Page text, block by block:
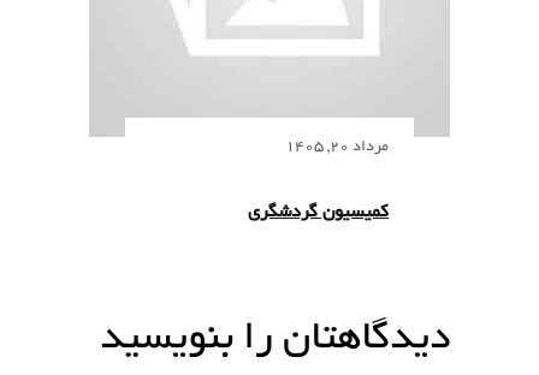
مرداد 20, 1405
کمیسیون گردشگری
دیدگاهتان را بنویسید